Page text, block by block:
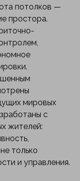
потолков —
простора.
мировых
с
жителей:
только
и управления.